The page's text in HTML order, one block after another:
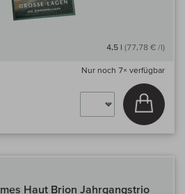
4,5 l (77,78 € /l)
Nur noch 7× verfügbar
In
Haut Brion Jahrgangstrio